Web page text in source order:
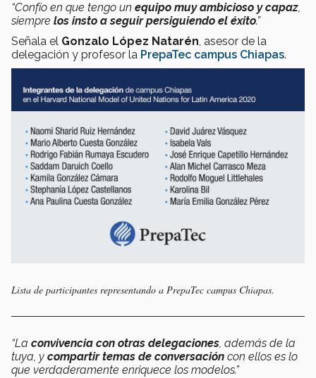
“Confío en que tengo un equipo muy ambicioso y capaz,
siempre los insto a seguir persiguiendo el éxito.”
Señala el Gonzalo López Natarén, asesor de la
delegación y profesor la PrepaTec campus Chiapas.
Lista de participantes representando a PrepaTec campus Chiapas.
“La convivencia con otras delegaciones, además de la
tuya, y compartir temas de conversación con ellos es lo
que verdaderamente enriquece los modelos.”